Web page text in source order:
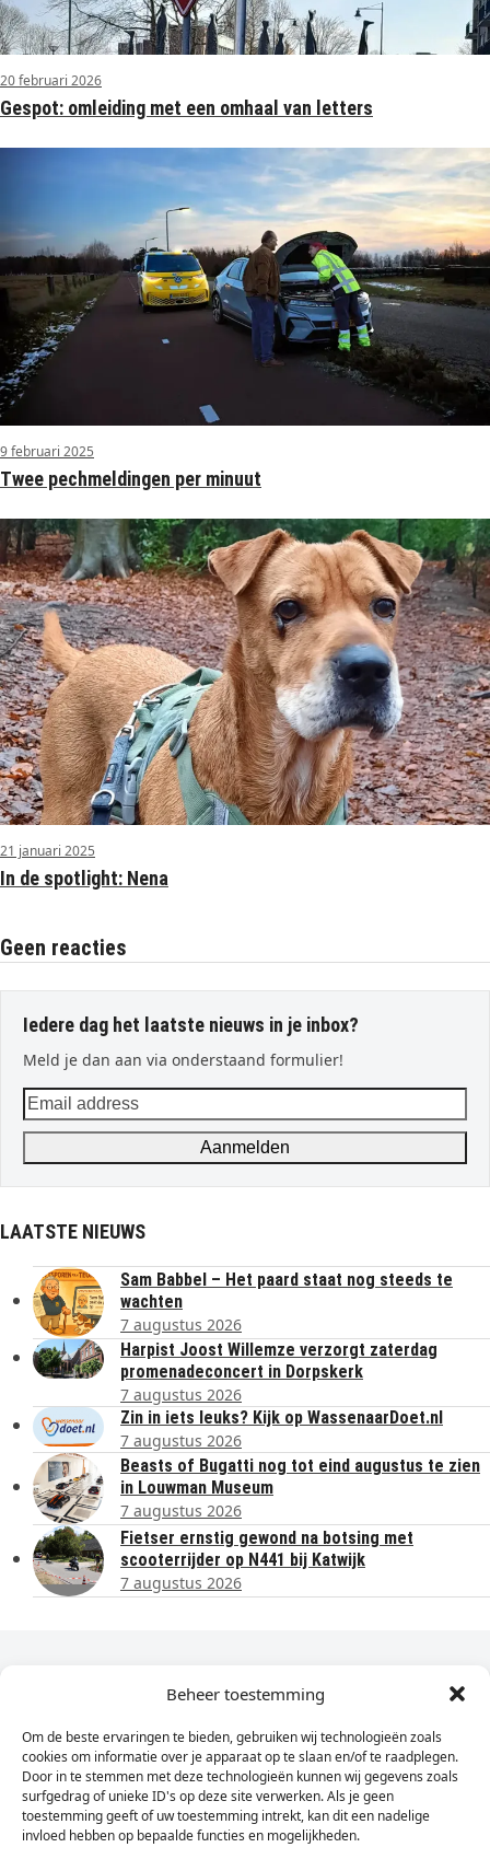
Beheer toestemming
Om de beste ervaringen te bieden, gebruiken wij technologieën zoals
cookies om informatie over je apparaat op te slaan en/of te raadplegen.
Door in te stemmen met deze technologieën kunnen wij gegevens zoals
surfgedrag of unieke ID's op deze site verwerken. Als je geen
toestemming geeft of uw toestemming intrekt, kan dit een nadelige
invloed hebben op bepaalde functies en mogelijkheden.
20 februari 2026
Gespot: omleiding met een omhaal van letters
9 februari 2025
Twee pechmeldingen per minuut
21 januari 2025
In de spotlight: Nena
Geen reacties
Iedere dag het laatste nieuws in je inbox?
Meld je dan aan via onderstaand formulier!
Email
address
Aanmelden
LAATSTE NIEUWS
Sam Babbel – Het paard staat nog steeds te
wachten
7 augustus 2026
Harpist Joost Willemze verzorgt zaterdag
promenadeconcert in Dorpskerk
7 augustus 2026
Zin in iets leuks? Kijk op WassenaarDoet.nl
7 augustus 2026
Beasts of Bugatti nog tot eind augustus te zien
in Louwman Museum
7 augustus 2026
Fietser ernstig gewond na botsing met
scooterrijder op N441 bij Katwijk
7 augustus 2026
Dagelijks het laatste nieuws in je e-mail?
Vul
hier
je
e-
mailadres
Sign Up